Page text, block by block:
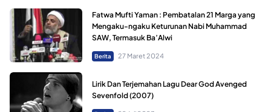
Fatwa Mufti Yaman : Pembatalan 21 Marga yang
Mengaku-ngaku Keturunan Nabi Muhammad
SAW, Termasuk Ba’Alwi
Berita 27 Maret 2024
Lirik Dan Terjemahan Lagu Dear God Avenged
Sevenfold (2007)